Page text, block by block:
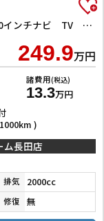
ハイウェイスターV プロパイロット 純正10インチナビ TV Bluetooth対応 アラウンドビューモニター 両側自動ドア 電子パーキング クルーズコントロール LEDヘッドライト 革巻きステアリング スマートキー
249.9万円
諸費用(税込)
13.3万円
)
ム長田店
排気 2000cc
修復 無